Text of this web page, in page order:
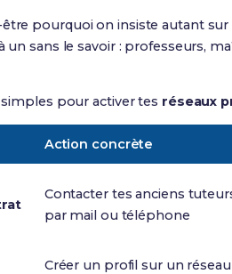
pourquoi on insiste autant sur
un sans le savoir : professeurs,
pour activer tes réseaux
Action concrète
Contacter tes anciens
par mail ou téléphone
Créer un profil sur un